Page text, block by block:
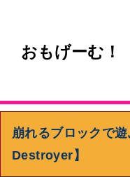
おもげーむ！
崩れるブロックで
Destroyer】